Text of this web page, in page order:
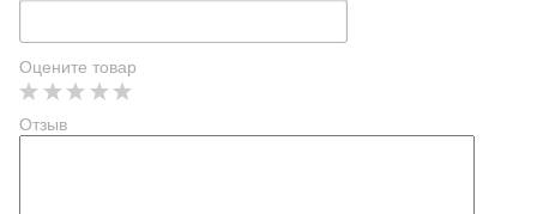
Оцените товар
Отзыв